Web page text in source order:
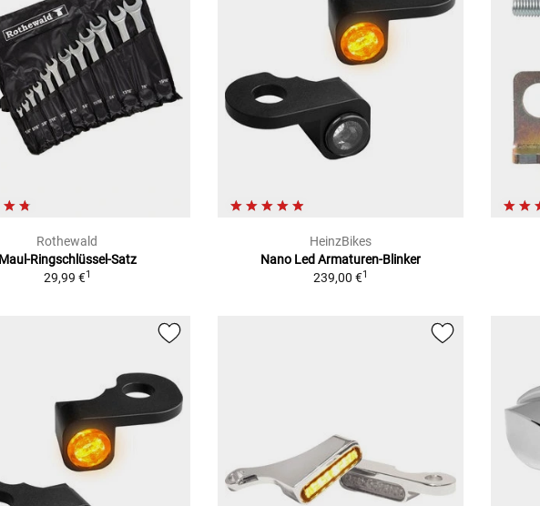
Rothewald
Ringschlüssel-Satz
29,99 €1
HeinzBikes
Nano Led Armaturen-Blinker
239,00 €1